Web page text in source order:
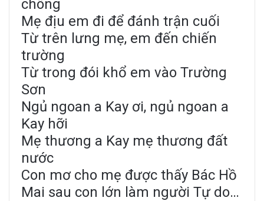
chông
Mẹ địu em đi để đánh trận cuối
Từ trên lưng mẹ, em đến chiến
trường
Từ trong đói khổ em vào Trường
Sơn
Ngủ ngoan a Kay ơi, ngủ ngoan a
Kay hỡi
Mẹ thương a Kay mẹ thương đất
nước
Con mơ cho mẹ được thấy Bác Hồ
Mai sau con lớn làm người Tự do…